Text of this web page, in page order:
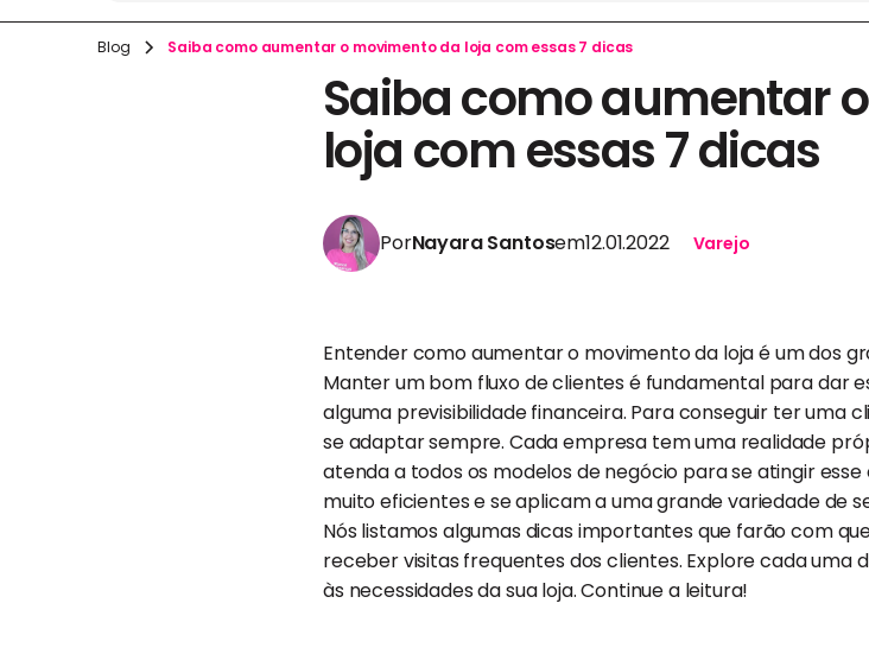
Blog Saiba como aumentar o movimento da loja com essas 7 dicas
Saiba como aumentar
loja com essas 7 dicas
PorNayara Santosem12.01.2022 Varejo
Entender como aumentar o movimento da loja é um dos
Manter um bom fluxo de clientes é fundamental para dar
alguma previsibilidade financeira. Para conseguir ter uma
se adaptar sempre. Cada empresa tem uma realidade
atenda a todos os modelos de negócio para se atingir
muito eficientes e se aplicam a uma grande variedade de
Nós listamos algumas dicas importantes que farão com
receber visitas frequentes dos clientes. Explore cada uma
às necessidades da sua loja. Continue a leitura!